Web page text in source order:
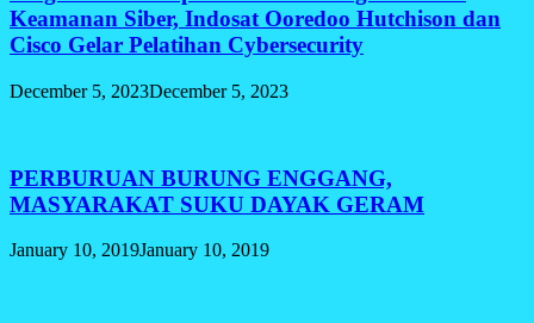
Keamanan Siber, Indosat Ooredoo Hutchison dan
Cisco Gelar Pelatihan Cybersecurity
December 5, 2023December 5, 2023
PERBURUAN BURUNG ENGGANG,
MASYARAKAT SUKU DAYAK GERAM
January 10, 2019January 10, 2019